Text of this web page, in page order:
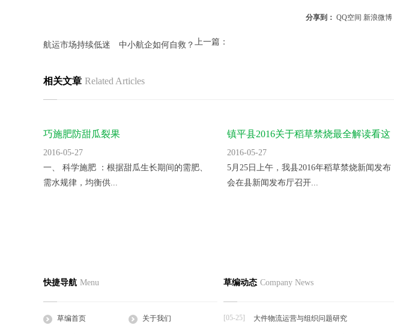
分享到： QQ空间 新浪微博
上一篇：
航运市场持续低迷 中小航企如何自救？
相关文章 Related Articles
巧施肥防甜瓜裂果
2016-05-27
一、 科学施肥 ：根据甜瓜生长期间的需肥、
需水规律，均衡供...
镇平县2016关于稻草禁烧最全解读看这
里。
2016-05-27
5月25日上午，我县2016年稻草禁烧新闻发布
会在县新闻发布厅召开...
2016-05-27
日光温室是靠太阳的热辐射来获得热量的，夜
间的热量也主要依...
2016-05-27
一、品种选择夏秋反季节栽培香菜，宜选用耐
湿热、耐病、抗逆...
草支垫
草棒
快捷导航 Menu
草编首页 关于我们
草编动态 Company News
[05-25] 大件物流运营与组织问题研究